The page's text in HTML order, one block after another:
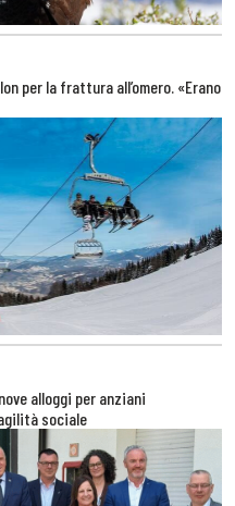
per la frattura all’omero. «Erano
alloggi per anziani
sociale